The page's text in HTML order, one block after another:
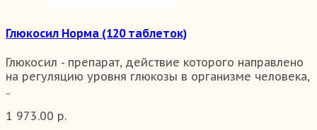
Глюкосил Норма (120 таблеток)
Глюкосил - препарат, действие которого направлено
на регуляцию уровня глюкозы в организме человека,
..
1 973.00 р.